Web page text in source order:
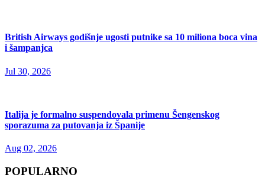
British Airways godišnje ugosti putnike sa 10 miliona boca vina
i šampanjca
Jul 30, 2026
Italija je formalno suspendovala primenu Šengenskog
sporazuma za putovanja iz Španije
Aug 02, 2026
POPULARNO